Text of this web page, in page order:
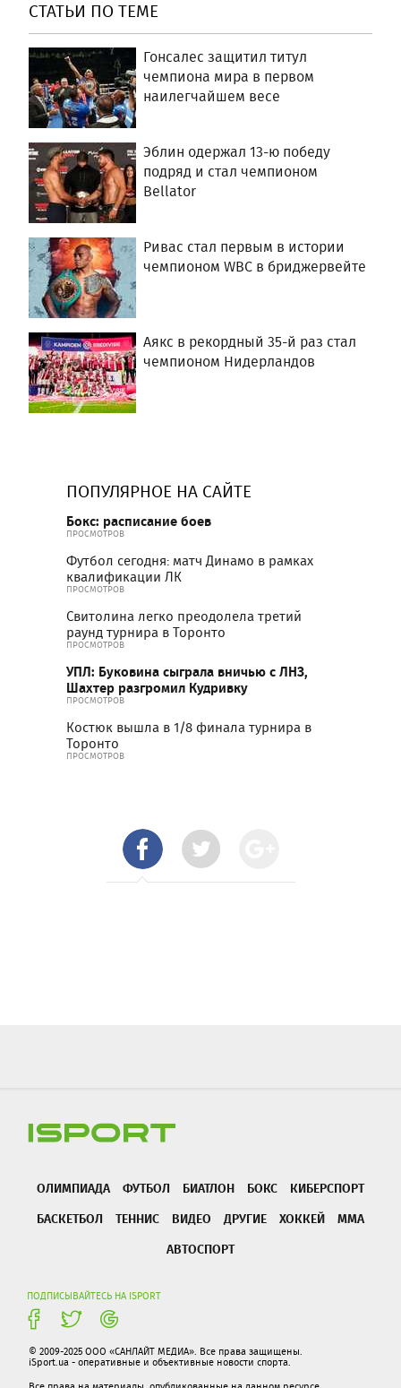
СТАТЬИ ПО ТЕМЕ
Гонсалес защитил титул
чемпиона мира в первом
наилегчайшем весе
Эблин одержал 13-ю победу
подряд и стал чемпионом
Bellator
Ривас стал первым в истории
чемпионом WBC в бриджервейте
Аякс в рекордный 35-й раз стал
чемпионом Нидерландов
ПОПУЛЯРНОЕ НА САЙТЕ
Бокс: расписание боев
ПРОСМОТРОВ
Футбол сегодня: матч Динамо в рамках
квалификации ЛК
ПРОСМОТРОВ
Свитолина легко преодолела третий
раунд турнира в Торонто
ПРОСМОТРОВ
УПЛ: Буковина сыграла вничью с ЛНЗ,
Шахтер разгромил Кудривку
ПРОСМОТРОВ
Костюк вышла в 1/8 финала турнира в
Торонто
ПРОСМОТРОВ
ОЛИМПИАДА ФУТБОЛ БИАТЛОН БОКС
КИБЕРСПОРТ
БАСКЕТБОЛ
ТЕННИС ВИДЕО ДРУГИЕ ХОККЕЙ
ММА
АВТОСПОРТ
ПОДПИСЫВАЙТЕСЬ НА ISPORT
© 2009-2025 ООО «САНЛАЙТ МЕДИА». Все права защищены.
iSport.ua - оперативные и объективные новости спорта.